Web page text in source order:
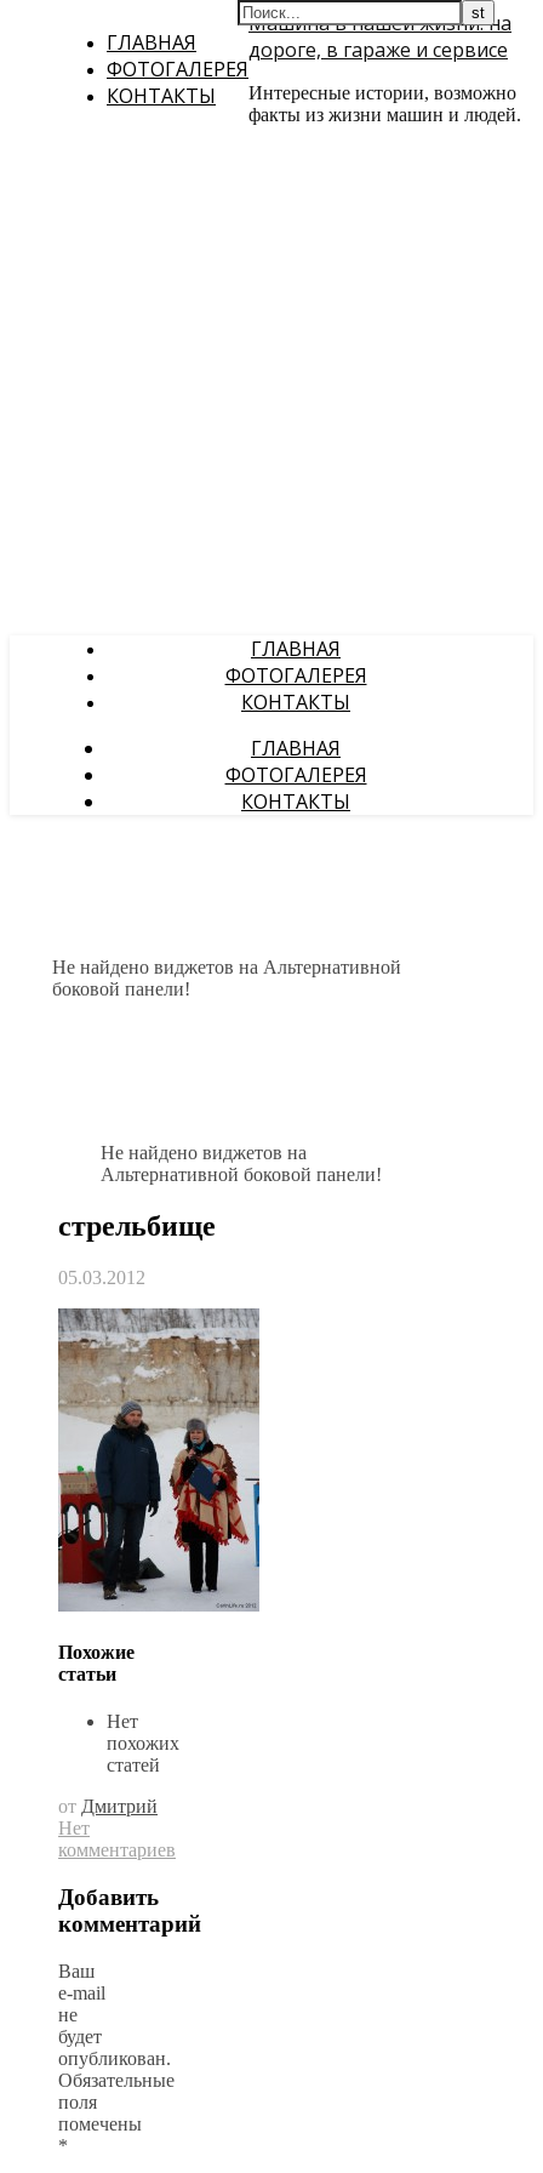
ГЛАВНАЯ
ФОТОГАЛЕРЕЯ
КОНТАКТЫ
Машина в нашей жизни: на
дороге, в гараже и сервисе
Интересные истории, возможно
факты из жизни машин и людей.
ГЛАВНАЯ
ФОТОГАЛЕРЕЯ
КОНТАКТЫ
ГЛАВНАЯ
ФОТОГАЛЕРЕЯ
КОНТАКТЫ
Не найдено виджетов на Альтернативной
боковой панели!
Не найдено виджетов на
Альтернативной боковой панели!
стрельбище
05.03.2012
Похожие
статьи
Нет
похожих
статей
от Дмитрий
Нет
комментариев
Добавить
комментарий
Ваш
e-mail
не
будет
опубликован.
Обязательные
поля
помечены
*